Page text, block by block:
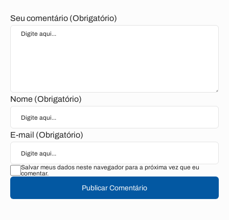
Seu comentário (Obrigatório)
Nome (Obrigatório)
E-mail (Obrigatório)
Salvar meus dados neste navegador para a próxima vez que eu
comentar.
Publicar Comentário